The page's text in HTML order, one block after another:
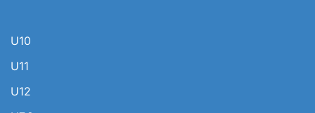
U10
U11
U12